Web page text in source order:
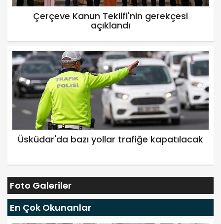
Çerçeve Kanun Teklifi'nin gerekçesi
açıklandı
Üsküdar'da bazı yollar trafiğe kapatılacak
Foto Galeriler
En Çok Okunanlar